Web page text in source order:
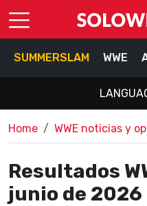
SUMMERSLAM WWE
Home WWE noticias y
Resultados
junio de 2026